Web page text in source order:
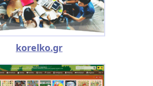
korelko.gr